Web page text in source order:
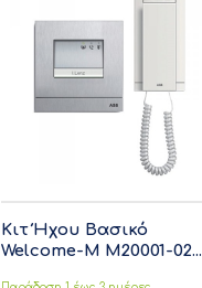
Κιτ Ήχου Βασικό
Welcome-M M20001-02...